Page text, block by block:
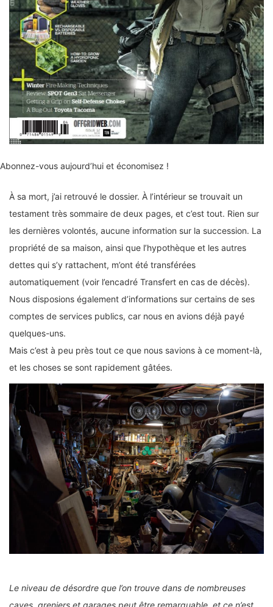
Abonnez-vous aujourd’hui et économisez !
À sa mort, j’ai retrouvé le dossier. À l’intérieur se trouvait un
testament très sommaire de deux pages, et c’est tout. Rien sur
les dernières volontés, aucune information sur la succession. La
propriété de sa maison, ainsi que l’hypothèque et les autres
dettes qui s’y rattachent, m’ont été transférées
automatiquement (voir l’encadré Transfert en cas de décès).
Nous disposions également d’informations sur certains de ses
comptes de services publics, car nous en avions déjà payé
quelques-uns.
Mais c’est à peu près tout ce que nous savions à ce moment-là,
et les choses se sont rapidement gâtées.
Le niveau de désordre que l’on trouve dans de nombreuses
caves, greniers et garages peut être remarquable, et ce n’est